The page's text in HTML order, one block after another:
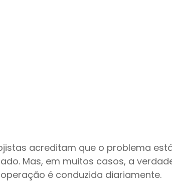
acreditam que o problema
Mas, em muitos casos, a
é conduzida diariamente.